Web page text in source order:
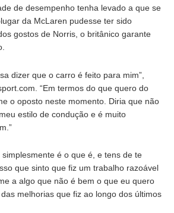
de desempenho tenha levado a que se
da McLaren pudesse ter sido
gostos de Norris, o britânico garante
dizer que o carro é feito para mim”,
“Em termos do que quero do
o oposto neste momento. Diria que não
estilo de condução e é muito
simplesmente é o que é, e tens de te
que sinto que fiz um trabalho razoável
a algo que não é bem o que eu quero
melhorias que fiz ao longo dos últimos